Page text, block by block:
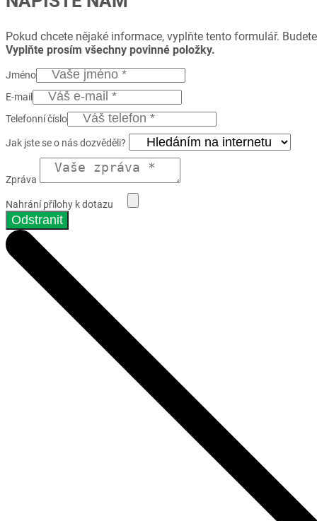
Pokud chcete nějaké informace, vyplňte tento formulář.
Vyplňte prosím všechny povinné položky.
Jméno
E-mail
Telefonní číslo
Jak jste se o nás dozvěděli?
Zpráva
Nahrání přílohy k dotazu
Odstranit